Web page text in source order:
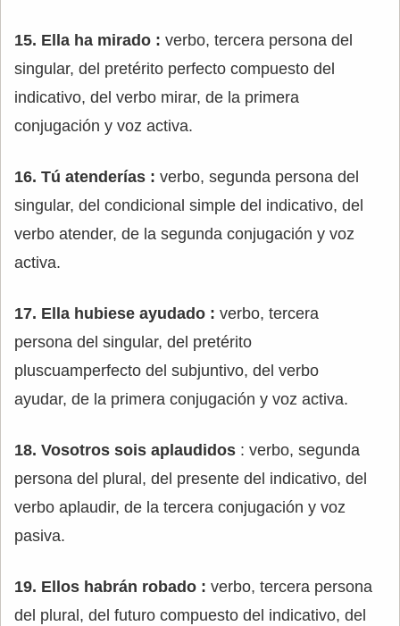
15. Ella ha mirado : verbo, tercera persona del
singular, del pretérito perfecto compuesto del
indicativo, del verbo mirar, de la primera
conjugación y voz activa.
16. Tú atenderías : verbo, segunda persona del
singular, del condicional simple del indicativo, del
verbo atender, de la segunda conjugación y voz
activa.
17. Ella hubiese ayudado : verbo, tercera
persona del singular, del pretérito
pluscuamperfecto del subjuntivo, del verbo
ayudar, de la primera conjugación y voz activa.
18. Vosotros sois aplaudidos : verbo, segunda
persona del plural, del presente del indicativo, del
verbo aplaudir, de la tercera conjugación y voz
pasiva.
19. Ellos habrán robado : verbo, tercera persona
del plural, del futuro compuesto del indicativo, del